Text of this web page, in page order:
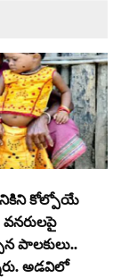
కోల్పోయే
పాలకులు..
అడవిలో